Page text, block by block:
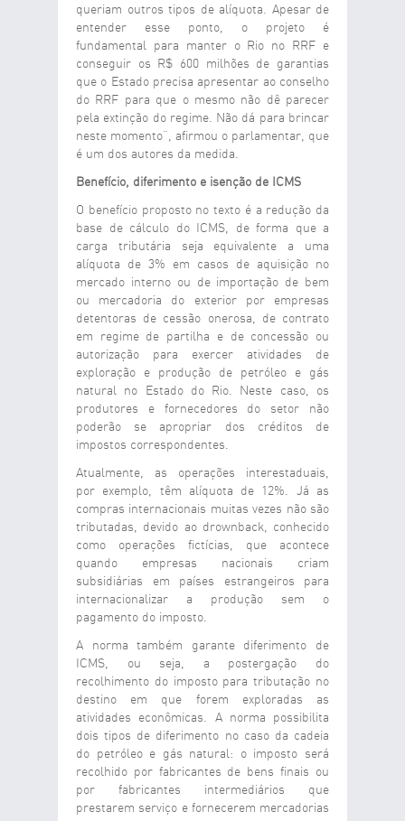
queriam outros tipos de alíquota. Apesar de
entender esse ponto, o projeto é
fundamental para manter o Rio no RRF e
conseguir os R$ 600 milhões de garantias
que o Estado precisa apresentar ao conselho
do RRF para que o mesmo não dê parecer
pela extinção do regime. Não dá para brincar
neste momento”, afirmou o parlamentar, que
é um dos autores da medida.
Benefício, diferimento e isenção de ICMS
O benefício proposto no texto é a redução da
base de cálculo do ICMS, de forma que a
carga tributária seja equivalente a uma
alíquota de 3% em casos de aquisição no
mercado interno ou de importação de bem
ou mercadoria do exterior por empresas
detentoras de cessão onerosa, de contrato
em regime de partilha e de concessão ou
autorização para exercer atividades de
exploração e produção de petróleo e gás
natural no Estado do Rio. Neste caso, os
produtores e fornecedores do setor não
poderão se apropriar dos créditos de
impostos correspondentes.
Atualmente, as operações interestaduais,
por exemplo, têm alíquota de 12%. Já as
compras internacionais muitas vezes não são
tributadas, devido ao drownback, conhecido
como operações fictícias, que acontece
quando empresas nacionais criam
subsidiárias em países estrangeiros para
internacionalizar a produção sem o
pagamento do imposto.
A norma também garante diferimento de
ICMS, ou seja, a postergação do
recolhimento do imposto para tributação no
destino em que forem exploradas as
atividades econômicas. A norma possibilita
dois tipos de diferimento no caso da cadeia
do petróleo e gás natural: o imposto será
recolhido por fabricantes de bens finais ou
por fabricantes intermediários que
prestarem serviço e fornecerem mercadorias